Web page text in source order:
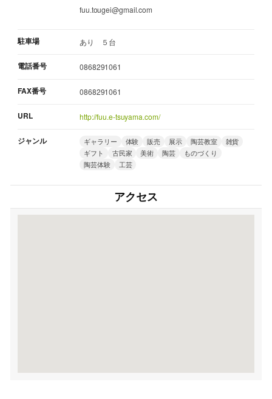
fuu.tougei@gmail.com
駐車場 あり ５台
電話番号 0868291061
FAX番号 0868291061
URL http://fuu.e-tsuyama.com/
ジャンル ギャラリー 体験 販売 展示 陶芸教室
雑貨
ギフト
古民家 美術 陶芸
ものづくり
陶芸体験
工芸
アクセス